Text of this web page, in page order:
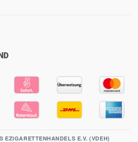
EZIGARETTENHANDELS E.V. (VDEH)